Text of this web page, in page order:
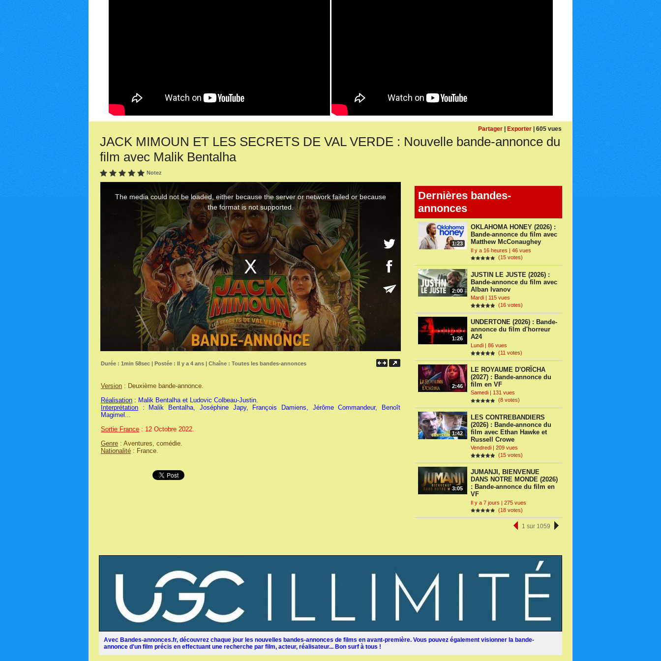
Partager | Exporter | 605 vues
JACK MIMOUN ET LES SECRETS DE VAL VERDE : Nouvelle bande-annonce du
film avec Malik Bentalha
Notez
Dernières bandes-
annonces
1:23
OKLAHOMA HONEY (2026) :
Bande-annonce du film avec
Matthew McConaughey
Il y a 16 heures | 46 vues
(15 votes)
2:00
JUSTIN LE JUSTE (2026) :
Bande-annonce du film avec
Alban Ivanov
Mardi | 115 vues
(16 votes)
1:26
UNDERTONE (2026) : Bande-
annonce du film d'horreur
A24
Lundi | 86 vues
(11 votes)
2:46
LE ROYAUME D'ORÏCHA
(2027) : Bande-annonce du
film en VF
Samedi | 131 vues
(8 votes)
1:42
LES CONTREBANDIERS
(2026) : Bande-annonce du
film avec Ethan Hawke et
Russell Crowe
Vendredi | 209 vues
(15 votes)
3:05
JUMANJI, BIENVENUE
DANS NOTRE MONDE (2026)
: Bande-annonce du film en
VF
Il y a 7 jours | 275 vues
(18 votes)
1 sur 1059
Durée : 1min 58sec | Postée : Il y a 4 ans | Chaîne : Toutes les bandes-annonces
Version : Deuxième bande-annonce.
Réalisation : Malik Bentalha et Ludovic Colbeau-Justin.
Interprétation : Malik Bentalha, Joséphine Japy, François Damiens, Jérôme Commandeur, Benoît
Magimel...
Sortie France : 12 Octobre 2022.
Genre : Aventures, comédie.
Nationalité : France.
Avec Bandes-annonces.fr, découvrez chaque jour les nouvelles bandes-annonces de films en avant-première. Vous pouvez également visionner la bande-
annonce d'un film précis en effectuant une recherche par film, acteur, réalisateur... Bon surf à tous !